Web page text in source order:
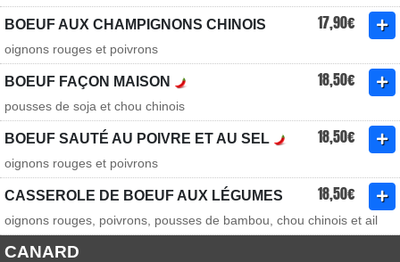
BOEUF AUX CHAMPIGNONS CHINOIS 17,90€
oignons rouges et poivrons
BOEUF FAÇON MAISON 18,50€
pousses de soja et chou chinois
BOEUF SAUTÉ AU POIVRE ET AU SEL 18,50€
oignons rouges et poivrons
CASSEROLE DE BOEUF AUX LÉGUMES 18,50€
oignons rouges, poivrons, pousses de bambou, chou chinois et ail
CANARD